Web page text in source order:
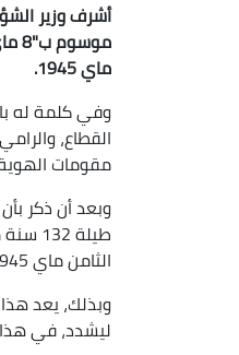
أشرف وزير
ماي 1945.
وفي كلمة له
القطاع،
مقومات
الثامن ماي 1945 "كشف زيف وعود الاستعمار الفرنسي ونكثه للعهود".
وبذلك، يعد
ليشدد، في هذا